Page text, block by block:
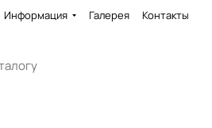
Информация Галерея Контакты